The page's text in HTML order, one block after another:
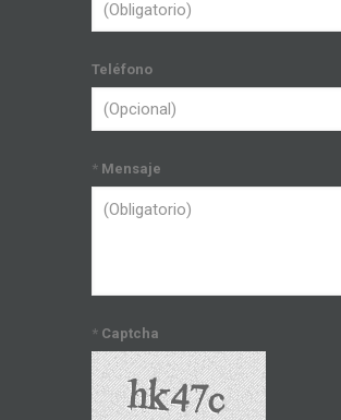
Teléfono
* Mensaje
* Captcha